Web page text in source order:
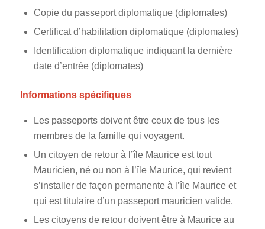
Copie du passeport diplomatique (diplomates)
Certificat d’habilitation diplomatique (diplomates)
Identification diplomatique indiquant la dernière
date d’entrée (diplomates)
Informations spécifiques
Les passeports doivent être ceux de tous les
membres de la famille qui voyagent.
Un citoyen de retour à l’île Maurice est tout
Mauricien, né ou non à l’île Maurice, qui revient
s’installer de façon permanente à l’île Maurice et
qui est titulaire d’un passeport mauricien valide.
Les citoyens de retour doivent être à Maurice au